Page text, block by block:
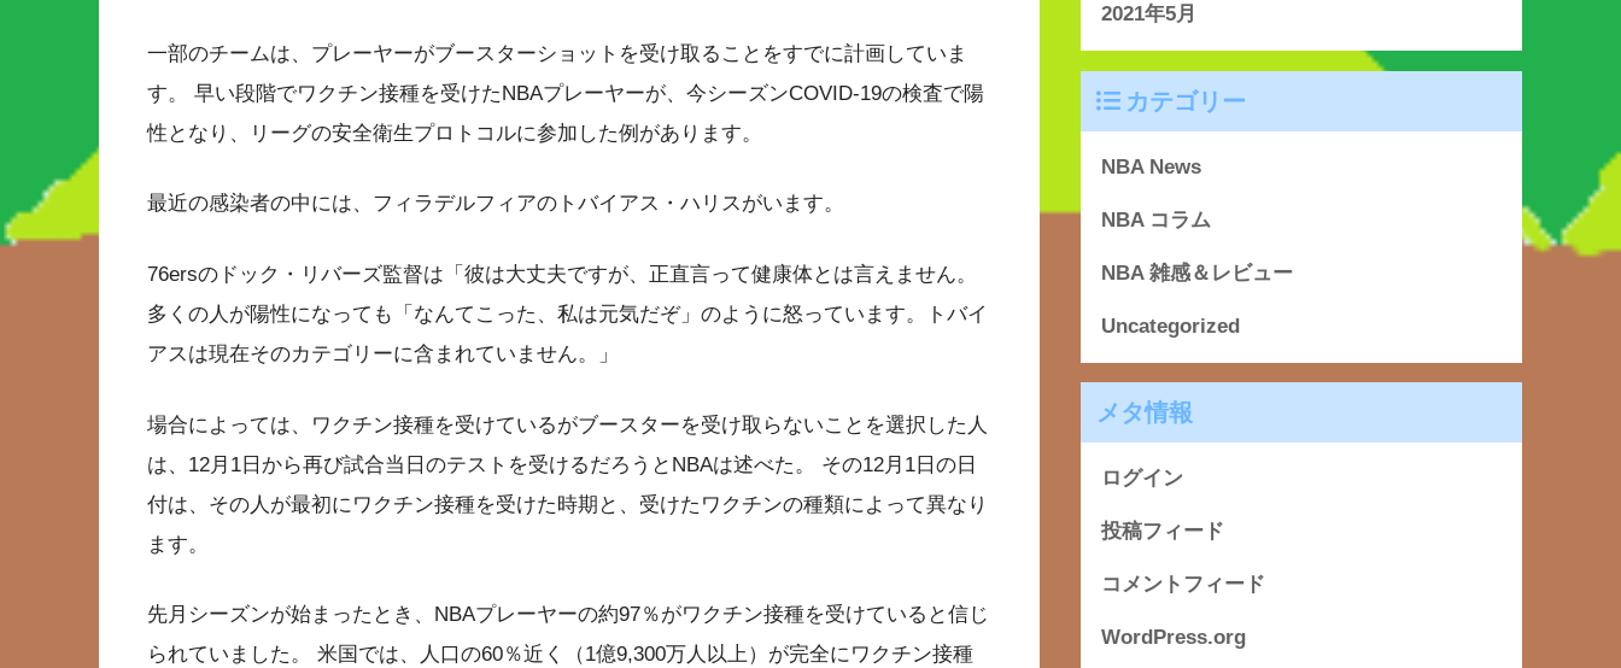
一部のチームは、プレーヤーがブースターショットを受け取ることをすでに計画していま
す。 早い段階でワクチン接種を受けたNBAプレーヤーが、今シーズンCOVID-19の検査で陽
性となり、リーグの安全衛生プロトコルに参加した例があります。
最近の感染者の中には、フィラデルフィアのトバイアス・ハリスがいます。
76ersのドック・リバーズ監督は「彼は大丈夫ですが、正直言って健康体とは言えません。
多くの人が陽性になっても「なんてこった、私は元気だぞ」のように怒っています。トバイ
アスは現在そのカテゴリーに含まれていません。」
場合によっては、ワクチン接種を受けているがブースターを受け取らないことを選択した人
は、12月1日から再び試合当日のテストを受けるだろうとNBAは述べた。 その12月1日の日
付は、その人が最初にワクチン接種を受けた時期と、受けたワクチンの種類によって異なり
ます。
先月シーズンが始まったとき、NBAプレーヤーの約97％がワクチン接種を受けていると信じ
られていました。 米国では、人口の60％近く（1億9,300万人以上）が完全にワクチン接種
2021年5月
カテゴリー
NBA News
NBA コラム
NBA 雑感＆レビュー
Uncategorized
メタ情報
ログイン
投稿フィード
コメントフィード
WordPress.org